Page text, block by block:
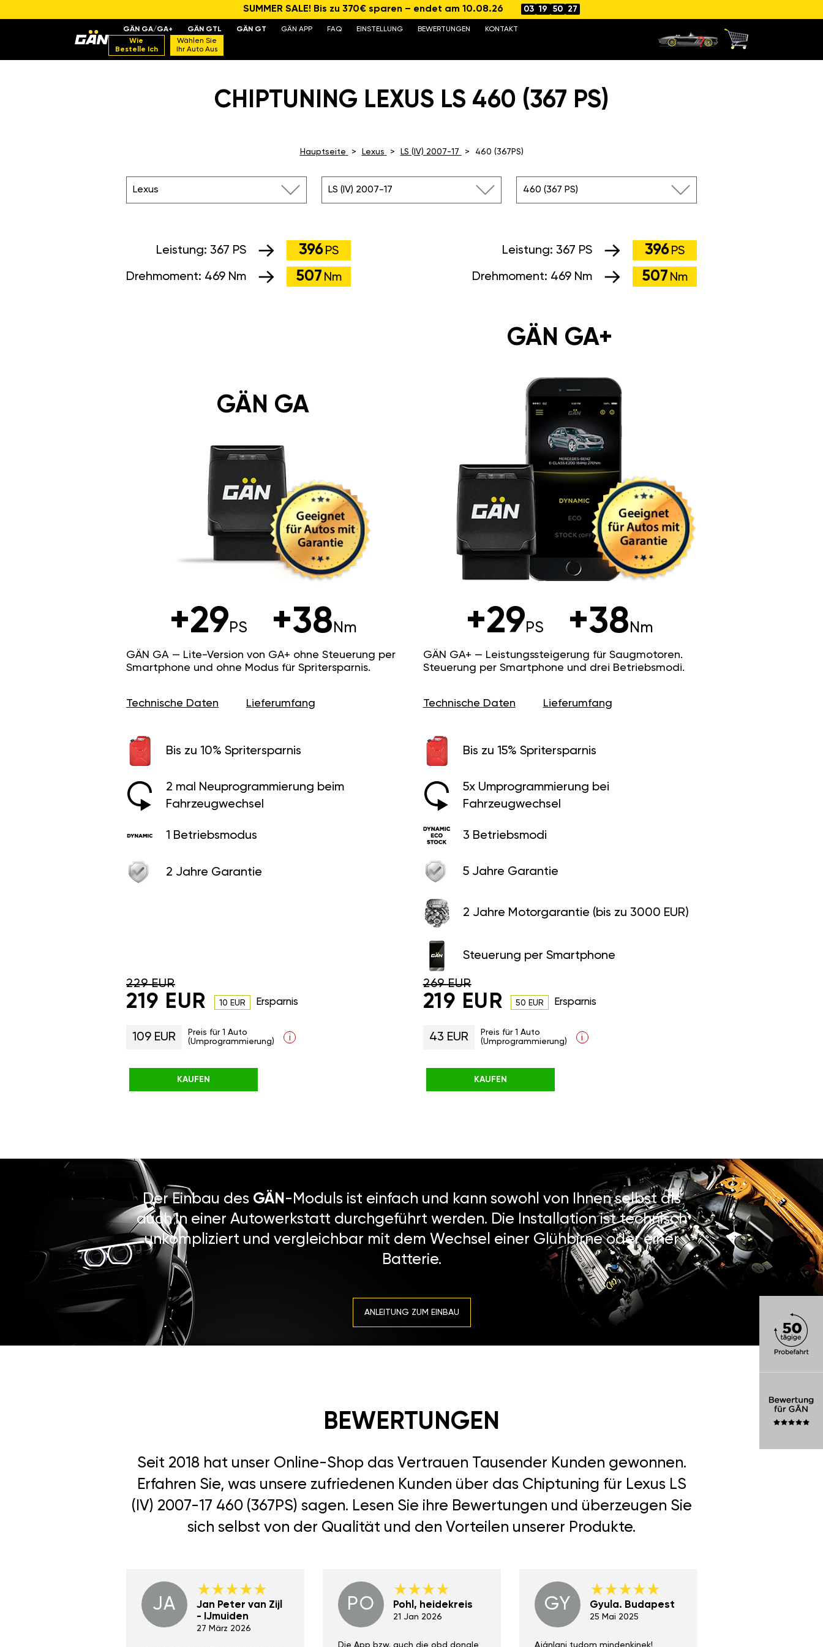
SUMMER SALE! Bis zu 370€ sparen – endet am 10.08.26 03 19 50 26
GÄN GA/GA+ GÄN GTL GÄN GT GÄN APP FAQ EINSTELLUNG BEWERTUNGEN
KONTAKT
Wie
Bestelle Ich
Wählen Sie
Ihr Auto Aus
CHIPTUNING LEXUS LS 460 (367 PS)
Hauptseite Lexus LS (IV) 2007-17 460 (367PS)
Lexus LS (IV) 2007-17 460 (367 PS)
Leistung: 367 PS 396 PS
Drehmoment: 469 Nm 507 Nm
Leistung: 367 PS 396 PS
Drehmoment: 469 Nm 507 Nm
GÄN GA+
+29PS +38Nm
GÄN GA+ — Leistungssteigerung für Saugmotoren.
Steuerung per Smartphone und drei Betriebsmodi.
Technische Daten Lieferumfang
Bis zu 15% Spritersparnis
5x Umprogrammierung bei
Fahrzeugwechsel
3 Betriebsmodi
5 Jahre Garantie
2 Jahre Motorgarantie (bis zu 3000 EUR)
Steuerung per Smartphone
269 EUR
219 EUR 50 EUR Ersparnis
43 EUR
Preis für 1 Auto
(Umprogrammierung)
i
KAUFEN
GÄN GA
+29PS +38Nm
GÄN GA — Lite-Version von GA+ ohne Steuerung per
Smartphone und ohne Modus für Spritersparnis.
Technische Daten Lieferumfang
Bis zu 10% Spritersparnis
2 mal Neuprogrammierung beim
Fahrzeugwechsel
1 Betriebsmodus
2 Jahre Garantie
229 EUR
219 EUR 10 EUR Ersparnis
109 EUR
Preis für 1 Auto
(Umprogrammierung)
i
KAUFEN
Der Einbau des GÄN-Moduls ist einfach und kann sowohl von Ihnen selbst als
auch in einer Autowerkstatt durchgeführt werden. Die Installation ist technisch
unkompliziert und vergleichbar mit dem Wechsel einer Glühbirne oder einer
Batterie.
ANLEITUNG ZUM EINBAU
BEWERTUNGEN
Seit 2018 hat unser Online-Shop das Vertrauen Tausender Kunden gewonnen.
Erfahren Sie, was unsere zufriedenen Kunden über das Chiptuning für Lexus LS
(IV) 2007-17 460 (367PS) sagen. Lesen Sie ihre Bewertungen und überzeugen Sie
sich selbst von der Qualität und den Vorteilen unserer Produkte.
JA
Jan Peter van Zijl
- IJmuiden
27 März 2026
PO Pohl, heidekreis
21 Jan 2026
GY Gyula. Budapest
25 Mai 2025